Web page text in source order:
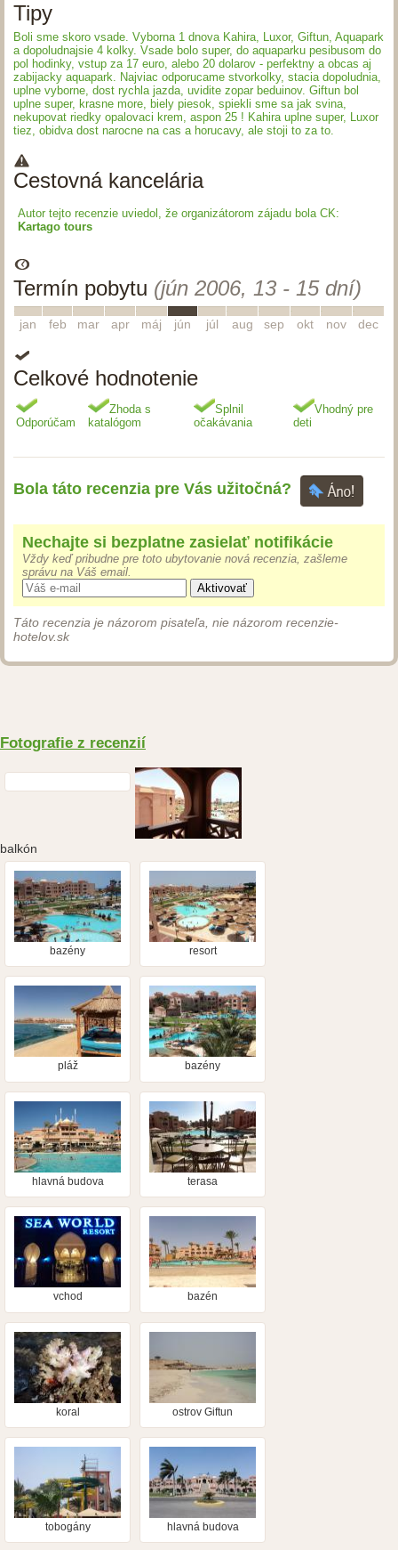
Tipy
Boli sme skoro vsade. Vyborna 1 dnova Kahira, Luxor, Giftun, Aquapark
a dopoludnajsie 4 kolky. Vsade bolo super, do aquaparku pesibusom do
pol hodinky, vstup za 17 euro, alebo 20 dolarov - perfektny a obcas aj
zabijacky aquapark. Najviac odporucame stvorkolky, stacia dopoludnia,
uplne vyborne, dost rychla jazda, uvidite zopar beduinov. Giftun bol
uplne super, krasne more, biely piesok, spiekli sme sa jak svina,
nekupovat riedky opalovaci krem, aspon 25 ! Kahira uplne super, Luxor
tiez, obidva dost narocne na cas a horucavy, ale stoji to za to.
Cestovná kancelária
Autor tejto recenzie uviedol, že organizátorom zájadu bola CK:
Kartago tours
Termín pobytu (jún 2006, 13 - 15 dní)
jan feb mar apr máj jún júl aug sep okt nov dec
Celkové hodnotenie
Odporúčam
Zhoda s
katalógom
Splnil
očakávania
Vhodný pre
deti
Bola táto recenzia pre Vás užitočná?
Nechajte si bezplatne zasielať notifikácie
Vždy keď pribudne pre toto ubytovanie nová recenzia, zašleme
správu na Váš email.
Aktivovať
Táto recenzia je názorom pisateľa, nie názorom recenzie-
hotelov.sk
Fotografie z recenzií
balkón
bazény resort
pláž bazény
hlavná budova terasa
vchod bazén
koral ostrov Giftun
tobogány hlavná budova